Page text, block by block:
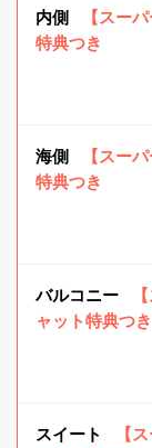
内側
【スー
特典つき
海側
【スー
特典つき
バルコニー
ャット特典つき
スイート
【